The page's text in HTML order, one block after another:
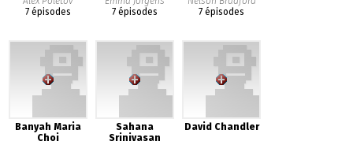
7 épisodes
7 épisodes
7 épisodes
Banyah Maria
Choi
Sahana
Srinivasan
David Chandler